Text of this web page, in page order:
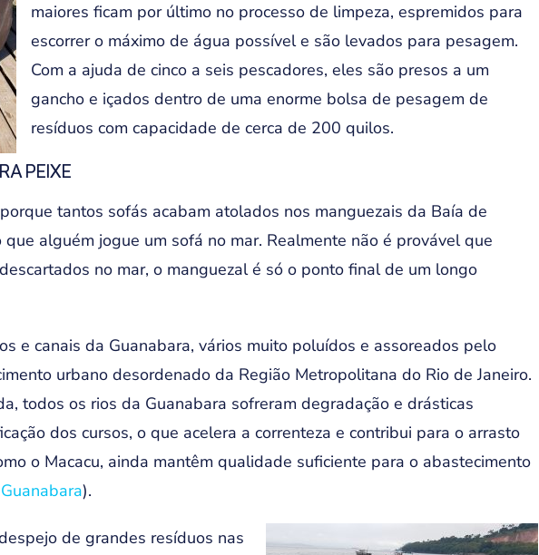
maiores ficam por último no processo de limpeza, espremidos para
escorrer o máximo de água possível e são levados para pesagem.
Com a ajuda de cinco a seis pescadores, eles são presos a um
gancho e içados dentro de uma enorme bolsa de pesagem de
resíduos com capacidade de cerca de 200 quilos.
PEIXE
tantos sofás acabam atolados nos manguezais da Baía de
que alguém jogue um sofá no mar. Realmente não é provável que
no mar, o manguezal é só o ponto final de um longo
e canais da Guanabara, vários muito poluídos e assoreados pelo
urbano desordenado da Região Metropolitana do Rio de Janeiro.
todos os rios da Guanabara sofreram degradação e drásticas
dos cursos, o que acelera a correnteza e contribui para o arrasto
o Macacu, ainda mantêm qualidade suficiente para o abastecimento
).
de grandes resíduos nas